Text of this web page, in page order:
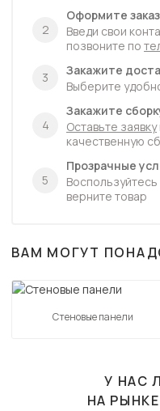
2
Оформите заказ
Введи свои
позвоните по
3
Закажите
Выберите
4
Закажите
Оставьте заявку
качественную
5
Прозрачные
верните товар
ВАМ МОГУТ
Стеновые панели
У НАС
НА